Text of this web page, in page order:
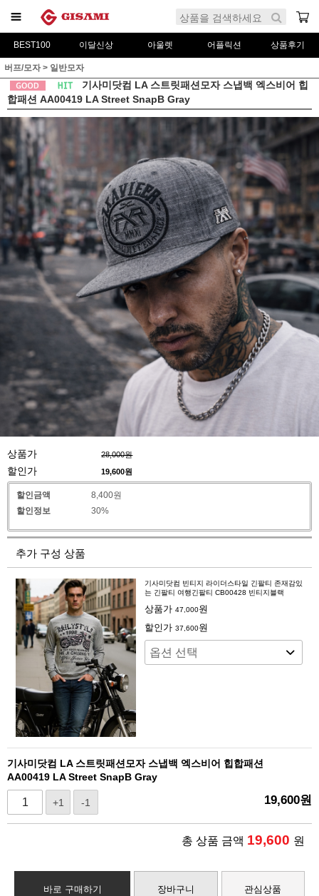
BEST100 이달신상 아울렛 어플릭션 상품후기
버프/모자> 일반모자
기사미닷컴 LA 스트릿패션모자 스냅백 엑스비어 힙
합패션 AA00419 LA Street SnapB Gray
상품가 28,000원
할인가 19,600원
할인금액
8,400원
할인정보
30%
추가 구성 상품
기사미닷컴 빈티지 라이더스타일 긴팔티 존재감있
는 긴팔티 여행긴팔티 CB00428 빈티지블랙
상품가 47,000원
할인가 37,600원
기사미닷컴 LA 스트릿패션모자 스냅백 엑스비어 힙합패션
AA00419 LA Street SnapB Gray
+1 -1 19,600원
총 상품 금액 19,600 원
바로 구매하기 장바구니 관심상품